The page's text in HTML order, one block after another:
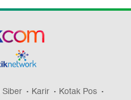
Karir Kotak Pos